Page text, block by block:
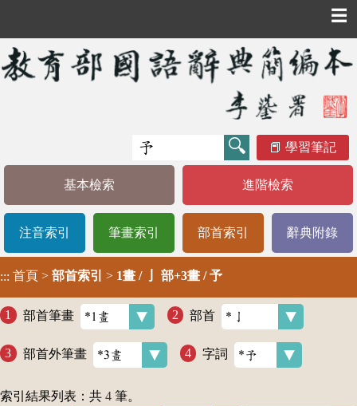
☰
學習筆記
基本檢索 進階檢索
注音索引 筆畫索引 部首索引 辭典附錄
::: 首頁 > 部首索引 > 1畫 / 亅 部+3畫 / 予
部首筆畫 部首
部首外筆畫 字詞
索引結果列表：共 4 筆。